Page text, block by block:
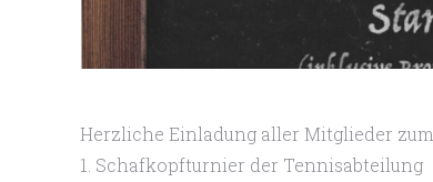
Herzliche Einladung aller Mitglieder zum
1. Schafkopfturnier der Tennisabteilung